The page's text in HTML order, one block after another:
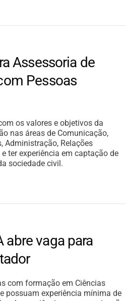
Assessoria de
Pessoas
os valores e objetivos da
nas áreas de Comunicação,
Administração, Relações
ter experiência em captação de
sociedade civil.
abre vaga para
com formação em Ciências
possuam experiência mínima de